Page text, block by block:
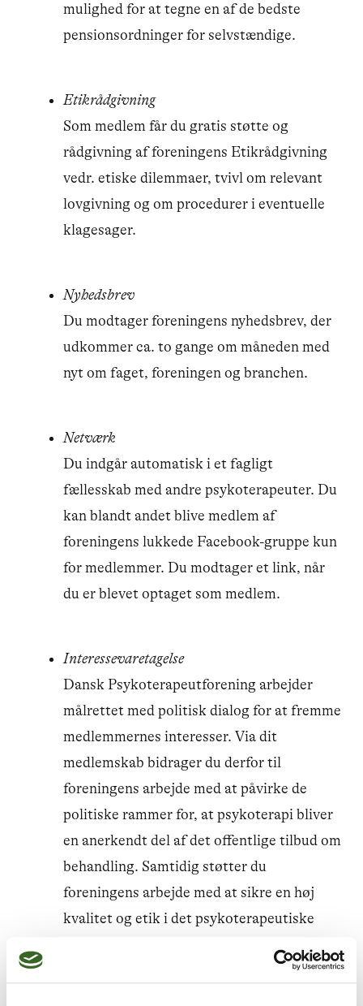
mulighed for at tegne en af de bedste
pensionsordninger for selvstændige.
Etikrådgivning
Som medlem får du gratis støtte og
rådgivning af foreningens Etikrådgivning
vedr. etiske dilemmaer, tvivl om relevant
lovgivning og om procedurer i eventuelle
klagesager.
Nyhedsbrev
Du modtager foreningens nyhedsbrev, der
udkommer ca. to gange om måneden med
nyt om faget, foreningen og branchen.
Netværk
Du indgår automatisk i et fagligt
fællesskab med andre psykoterapeuter. Du
kan blandt andet blive medlem af
foreningens lukkede Facebook-gruppe kun
for medlemmer. Du modtager et link, når
du er blevet optaget som medlem.
Interessevaretagelse
Dansk Psykoterapeutforening arbejder
målrettet med politisk dialog for at fremme
medlemmernes interesser. Via dit
medlemskab bidrager du derfor til
foreningens arbejde med at påvirke de
politiske rammer for, at psykoterapi bliver
en anerkendt del af det offentlige tilbud om
behandling. Samtidig støtter du
foreningens arbejde med at sikre en høj
kvalitet og etik i det psykoterapeutiske